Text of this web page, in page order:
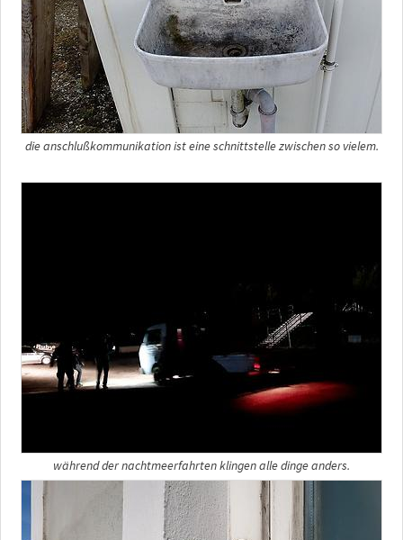
die anschlußkommunikation ist eine schnittstelle zwischen so vielem.
während der nachtmeerfahrten klingen alle dinge anders.